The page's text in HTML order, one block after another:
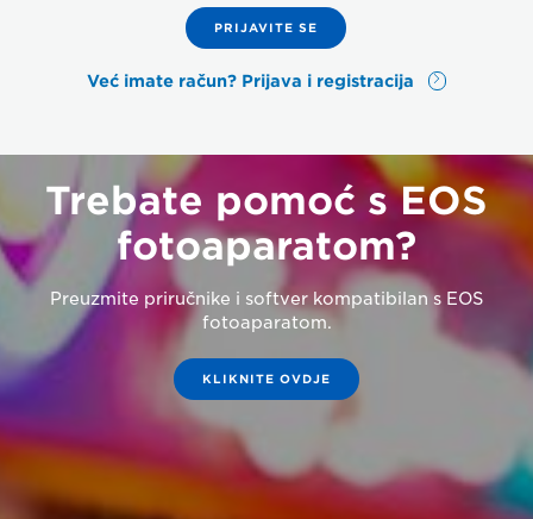
PRIJAVITE SE
Već imate račun? Prijava i registracija
Trebate pomoć s EOS
fotoaparatom?
Preuzmite priručnike i softver kompatibilan s EOS
fotoaparatom.
KLIKNITE OVDJE